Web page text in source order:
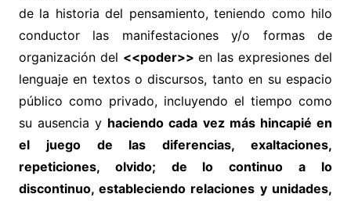
de la historia del pensamiento, teniendo como hilo
conductor las manifestaciones y/o formas de
organización del <<poder>> en las expresiones del
lenguaje en textos o discursos, tanto en su espacio
público como privado, incluyendo el tiempo como
su ausencia y haciendo cada vez más hincapié en
el juego de las diferencias, exaltaciones,
repeticiones, olvido; de lo continuo a lo
discontinuo, estableciendo relaciones y unidades,